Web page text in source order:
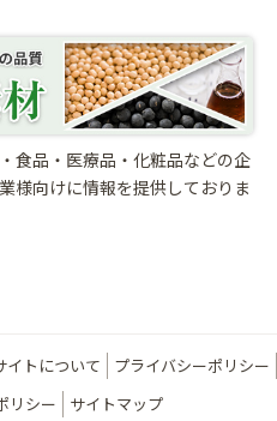
食品・医療品・化粧品などの企
様向けに情報を提供しておりま
イトについて
プライバシーポリシー
リシー
サイトマップ